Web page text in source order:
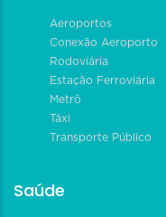
Aeroportos
Conexão Aeroporto
Rodoviária
Estação Ferroviária
Metrô
Táxi
Transporte Público
Saúde